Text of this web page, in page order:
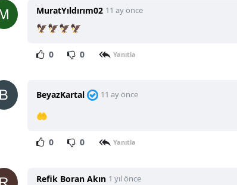
MuratYıldırım02 11 ay önce
🦅🦅🦅🦅
0 0 Yanıtla
BeyazKartal 11 ay önce
🤲
0 0 Yanıtla
Refik Boran Akın 1 yıl önce